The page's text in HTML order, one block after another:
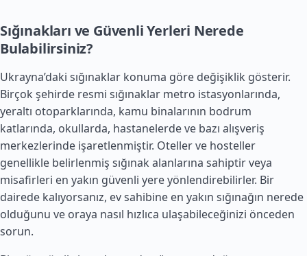
Sığınakları ve Güvenli Yerleri Nerede
Bulabilirsiniz?
Ukrayna’daki sığınaklar konuma göre değişiklik gösterir.
Birçok şehirde resmi sığınaklar metro istasyonlarında,
yeraltı otoparklarında, kamu binalarının bodrum
katlarında, okullarda, hastanelerde ve bazı alışveriş
merkezlerinde işaretlenmiştir. Oteller ve hosteller
genellikle belirlenmiş sığınak alanlarına sahiptir veya
misafirleri en yakın güvenli yere yönlendirebilirler. Bir
dairede kalıyorsanız, ev sahibine en yakın sığınağın nerede
olduğunu ve oraya nasıl hızlıca ulaşabileceğinizi önceden
sorun.